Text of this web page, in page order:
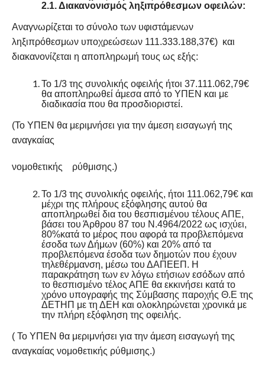
2.1. Διακανονισμός ληξιπρόθεσμων οφειλών:
Αναγνωρίζεται το σύνολο των υφιστάμενων
ληξιπρόθεσμων υποχρεώσεων 111.333.188,37€) και
διακανονίζεται η αποπληρωμή τους ως εξής:
Το 1/3 της συνολικής οφειλής ήτοι 37.111.062,79€
θα αποπληρωθεί άμεσα από το ΥΠΕΝ και με
διαδικασία που θα προσδιοριστεί.
(Το ΥΠΕΝ θα μεριμνήσει για την άμεση εισαγωγή της
αναγκαίας
νομοθετικής ρύθμισης.)
Το 1/3 της συνολικής οφειλής, ήτοι 111.062,79€ και
μέχρι της πλήρους εξόφλησης αυτού θα
αποπληρωθεί δια του θεσπισμένου τέλους ΑΠΕ,
βάσει του Άρθρου 87 του Ν.4964/2022 ως ισχύει,
80%κατά το μέρος που αφορά τα προβλεπόμενα
έσοδα των Δήμων (60%) και 20% από τα
προβλεπόμενα έσοδα των δημοτών που έχουν
τηλεθέρμανση, μέσω του ΔΑΠΕΕΠ. Η
παρακράτηση των εν λόγω ετήσιων εσόδων από
το θεσπισμένο τέλος ΑΠΕ θα εκκινήσει κατά το
χρόνο υπογραφής της Σύμβασης παροχής Θ.Ε της
ΔΕΤΗΠ με τη ΔΕΗ και ολοκληρώνεται χρονικά με
την πλήρη εξόφληση της οφειλής.
( Το ΥΠΕΝ θα μεριμνήσει για την άμεση εισαγωγή της
αναγκαίας νομοθετικής ρύθμισης.)